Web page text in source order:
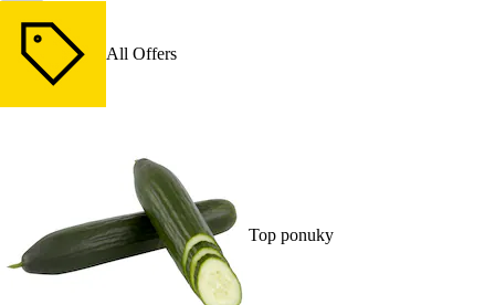
All Offers
Top ponuky